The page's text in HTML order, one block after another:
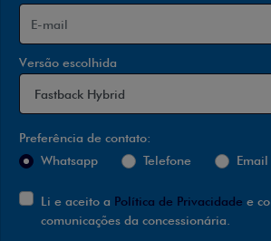
Versão escolhida
Preferência de contato:
Whatsapp
Telefone Email
Li e aceito a Política de Privacidade e
comunicações da concessionária.